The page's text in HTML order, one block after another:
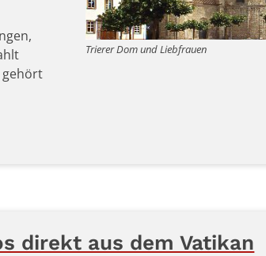
Trierer Dom und Liebfrauen
gehört
direkt aus dem Vatikan